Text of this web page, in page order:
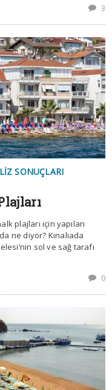
3
SONUÇLARI
plajları için yapılan
ne diyor? Kınalıada
sol ve sağ tarafı
0